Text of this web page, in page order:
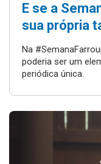
E se a
sua própria
Na
poderia ser um
periódica única.